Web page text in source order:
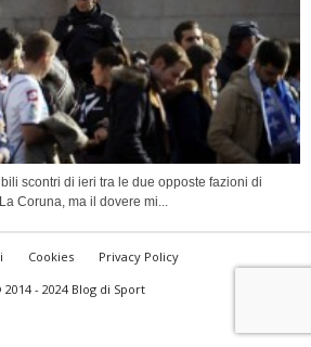
scontri di ieri tra le due opposte fazioni di
Coruna, ma il dovere mi...
Cookies
Privacy Policy
2014 - 2024 Blog di Sport